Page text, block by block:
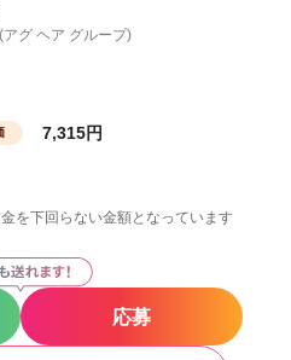
グ ヘア グループ)
7,315円
を下回らない金額となっています
応募